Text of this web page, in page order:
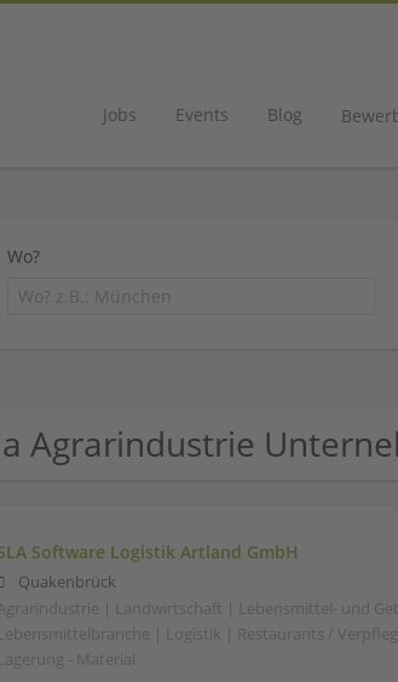
Jobs Events Blog
Wo?
Agrarindustrie
Software Logistik Artland GmbH
Quakenbrück
| Landwirtschaft | Lebensmittel- und
Lebensmittelbranche | Logistik | Restaurants /
Lagerung - Material